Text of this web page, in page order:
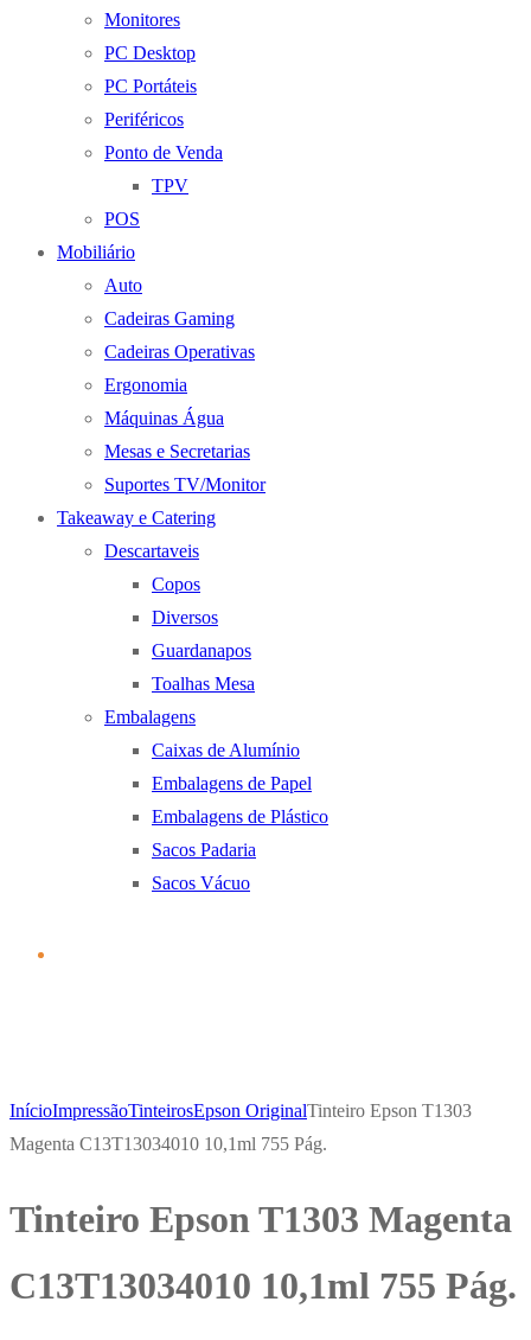
Monitores
PC Desktop
PC Portáteis
Periféricos
Ponto de Venda
TPV
POS
Mobiliário
Auto
Cadeiras Gaming
Cadeiras Operativas
Ergonomia
Máquinas Água
Mesas e Secretarias
Suportes TV/Monitor
Takeaway e Catering
Descartaveis
Copos
Diversos
Guardanapos
Toalhas Mesa
Embalagens
Caixas de Alumínio
Embalagens de Papel
Embalagens de Plástico
Sacos Padaria
Sacos Vácuo
InícioImpressãoTinteirosEpson OriginalTinteiro Epson T1303
Magenta C13T13034010 10,1ml 755 Pág.
Tinteiro Epson T1303 Magenta
C13T13034010 10,1ml 755 Pág.